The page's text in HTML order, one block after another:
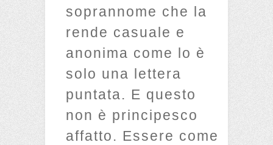
soprannome che la
rende casuale e
anonima come lo è
solo una lettera
puntata. E questo
non è principesco
affatto. Essere come